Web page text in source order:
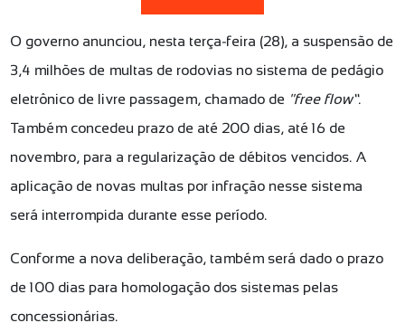
O governo anunciou, nesta terça-feira (28), a suspensão de
3,4 milhões de multas de rodovias no sistema de pedágio
eletrônico de livre passagem, chamado de "free flow”.
Também concedeu prazo de até 200 dias, até 16 de
novembro, para a regularização de débitos vencidos. A
aplicação de novas multas por infração nesse sistema
será interrompida durante esse período.
Conforme a nova deliberação, também será dado o prazo
de 100 dias para homologação dos sistemas pelas
concessionárias.